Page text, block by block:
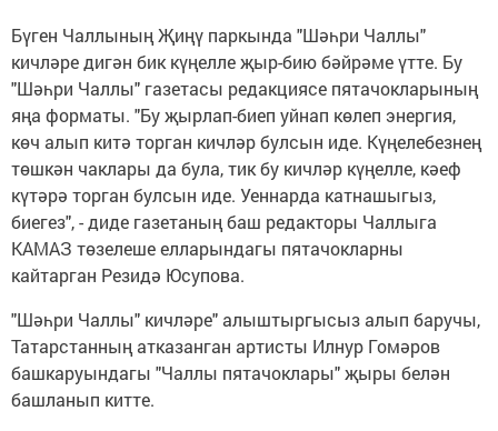
Бүген Чаллының Җиңү паркында "Шәһри Чаллы"
кичләре дигән бик күңелле җыр-бию бәйрәме үтте. Бу
"Шәһри Чаллы" газетасы редакциясе пятачокларының
яңа форматы. "Бу җырлап-биеп уйнап көлеп энергия,
көч алып китә торган кичләр булсын иде. Күңелебезнең
төшкән чаклары да була, тик бу кичләр күңелле, кәеф
күтәрә торган булсын иде. Уеннарда катнашыгыз,
биегез", - диде газетаның баш редакторы Чаллыга
КАМАЗ төзелеше елларындагы пятачокларны
кайтарган Резидә Юсупова.
"Шәһри Чаллы" кичләре" алыштыргысыз алып баручы,
Татарстанның атказанган артисты Илнур Гомәров
башкаруындагы "Чаллы пятачоклары" җыры белән
башланып китте.